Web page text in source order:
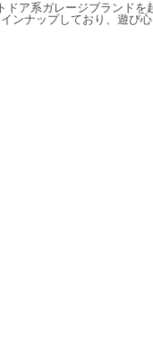
ドア系ガレージブランド
ンナップしており、遊び